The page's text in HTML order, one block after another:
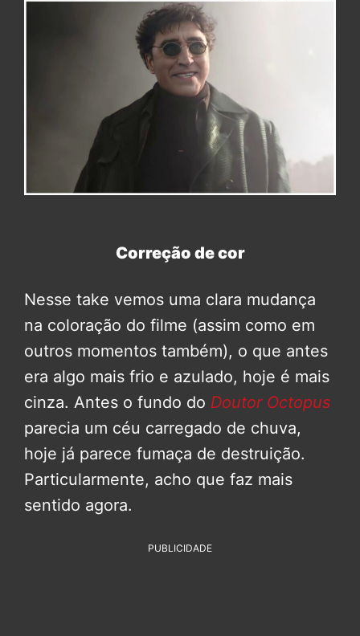
Correção de cor
Nesse take vemos uma clara mudança
na coloração do filme (assim como em
outros momentos também), o que antes
era algo mais frio e azulado, hoje é mais
cinza. Antes o fundo do Doutor Octopus
parecia um céu carregado de chuva,
hoje já parece fumaça de destruição.
Particularmente, acho que faz mais
sentido agora.
PUBLICIDADE